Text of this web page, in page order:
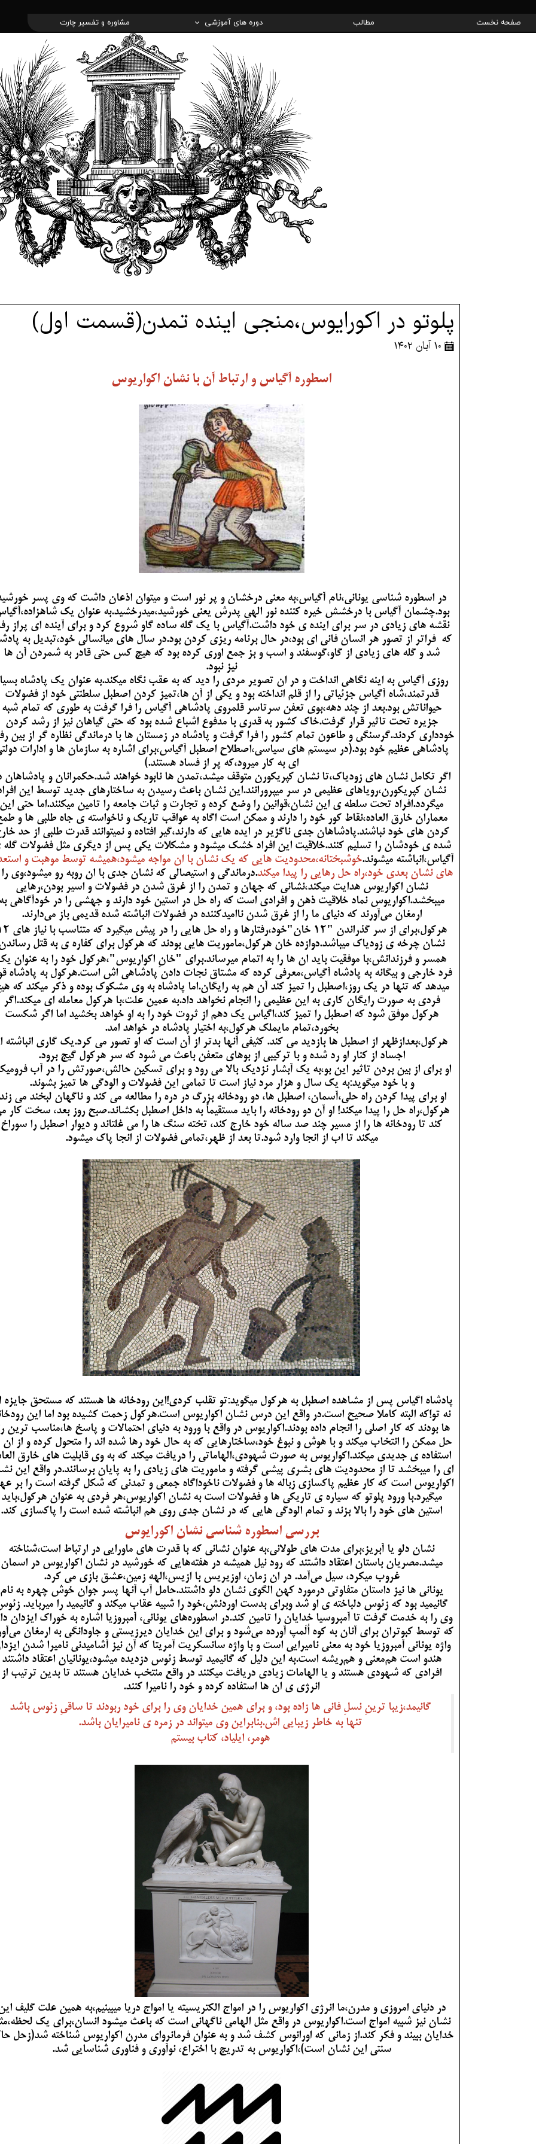
صفحه نخست مطالب دوره های آموزشی
دوره های آسترولوژی
دوره ی تاروت
کاراگاه های اموزشی
مشاوره و تفسیر چارت
پلوتو در اکورایوس،منجی اینده تمدن(قسمت اول)
۱۰ آبان ۱۴۰۲
اسطوره آگیاس و ارتباط آن با نشان اکواریوس
در اسطوره شناسی یونانی،نام آگیاس،به معنی درخشان و پر نور است و میتوان اذعان داشت که وی پسر
بود.چشمان آگیاس با درخشش خیره کننده نور الهی پدرش یعنی خورشید،میدرخشید.به عنوان یک
نقشه های زیادی در سر برای اینده ی خود داشت.آگیاس با یک گله ساده گاو شروع کرد و برای آینده ای پراز
که فراتر از تصور هر انسان فانی ای بود،در حال برنامه ریزی کردن بود.در سال های میانسالی خود،تبدیل به
شد و گله های زیادی از گاو،گوسفند و اسب و بز جمع اوری کرده بود که هیچ کس حتی قادر به شمردن آن ها
نیز نبود.
روزی آگیاس به اینه نگاهی انداخت و در ان تصویر مردی را دید که به عقب نگاه میکند.به عنوان یک پادشاه
قدرتمند،شاه آگیاس جزئیاتی را از قلم انداخته بود و یکی از آن ها،تمیز کردن اصطبل سلطنتی خود از فضولات
حیواناتش بود.بعد از چند دهه،بوی تعفن سرتاسر قلمروی پادشاهی آگیاس را فرا گرفت به طوری که تمام شبه
جزیره تحت تاثیر قرار گرفت.خاک کشور به قدری با مدفوع اشباع شده بود که حتی گیاهان نیز از رشد کردن
خودداری کردند.گرسنگی و طاعون تمام کشور را فرا گرفت و پادشاه در زمستان ها با درماندگی نظاره گر از بین
پادشاهی عظیم خود بود.(در سیستم های سیاسی،اصطلاح اصطبل آگیاس،برای اشاره به سازمان ها و ادارات
ای به کار میرود،که پر از فساد هستند.)
اگر تکامل نشان های زودیاک،تا نشان کپریکورن متوقف میشد،تمدن ها نابود خواهند شد.حکمرانان و پادشاهان
نشان کپریکورن،رویاهای عظیمی در سر میپرورانند.این نشان باعث رسیدن به ساختارهای جدید توسط این
میگردد.افراد تحت سلطه ی این نشان،قوانین را وضع کرده و تجارت و ثبات جامعه را تامین میکنند.اما حتی این
معماران خارق العاده،نقاط کور خود را دارند و ممکن است اگاه به عواقب تاریک و ناخواسته ی جاه طلبی ها و
کردن های خود نباشند.پادشاهان جدی ناگزیر در ایده هایی که دارند،گیر افتاده و نمیتوانند قدرت طلبی از حد
شده ی خودشان را تسلیم کنند.خلاقیت این افراد خشک میشود و مشکلات یکی پس از دیگری مثل فضولات
آگیاس،انباشته میشوند.خوشبختانه،محدودیت هایی که یک نشان با ان مواجه میشود،همیشه توسط موهبت و
های نشان بعدی خود،راه حل رهایی را پیدا میکند.درماندگی و استیصالی که نشان جدی با ان روبه رو میشود،وی را
نشان اکواریوس هدایت میکند،نشانی که جهان و تمدن را از غرق شدن در فضولات و اسیر بودن،رهایی
میبخشد.اکواریوس نماد خلاقیت ذهن و افرادی است که راه حل در استین خود دارند و جهشی را در خودآگاهی
ارمغان می‌آورند که دنیای ما را از غرق شدن ناامیدکننده در فضولات انباشته شده قدیمی باز می‌دارند.
هرکول،برای از سر گذراندن "12 خان"خود،رفتارها و راه حل
نشان چرخه ی زودیاک میباشد.دوازده خان هرکول،ماموریت هایی بودند که هرکول برای کفاره ی به قتل
همسر و فرزندانش،با موفقیت باید ان ها را به اتمام میرساند.برای "خانِ اکواریوس"،هرکول خود را به عنوان
فرد خارجی و بیگانه به پادشاه آگیاس،معرفی کرده که مشتاق نجات دادن پادشاهی اش است.هرکول به پادشاه
میدهد که تنها در یک روز،اصطبل را تمیز کند آن هم به رایگان.اما پادشاه به وی مشکوک بوده و ذکر میکند که
فردی به صورت رایگان کاری به این عظیمی را انجام نخواهد داد.به عمین علت،با هرکول معامله ای میکند.اگر
هرکول موفق شود که اصطبل را تمیز کند،اگیاس یک دهم از ثروت خود را به او خواهد بخشید اما اگر شکست
بخورد،تمام مایملک هرکول،به اختیار پادشاه در خواهد امد.
هرکول،بعدازظهر از اصطبل ها بازدید می کند. کثیفی آنها بدتر از آن است که او تصور می کرد.یک گاری انباشته
اجساد از کنار او رد شده و با ترکیبی از بوهای متعفن باعث می شود که سر هرکول گیج برود.
او برای از بین بردن تاثیر این بو،به یک آبشار نزدیک بالا می رود و برای تسکین حالش،صورتش را در آب
و با خود میگوید:به یک سال و هزار مرد نیاز است تا تمامی این فضولات و الودگی ها تمیز بشوند.
او برای پیدا کردن راه حلی،آسمان، اصطبل ها، دو رودخانه بزرگ در دره را مطالعه می کند و ناگهان لبخند می
هرکول،راه حل را پیدا میکند! او آن دو رودخانه را باید مستقیماً به داخل اصطبل بکشاند.صبح روز بعد، سخت کار
کند تا رودخانه ها را از مسیر چند صد ساله خود خارج کند، تخته سنگ ها را می غلتاند و دیوار اصطبل را سوراخ
میکند تا اب از انجا وارد شود.تا بعد از ظهر،تمامی فضولات از انجا پاک میشود.
پادشاه اگیاس پس از مشاهده اصطبل به هرکول میگوید:تو تقلب کردی!این رودخانه ها هستند که مستحق جایزه
نه تو!که البته کاملا صحیح است.در واقع این درس نشان اکواریوس است.هرکول زحمت کشیده بود اما این
ها بودند که کار اصلی را انجام داده بودند.اکواریوس در واقع با ورود به دنیای احتمالات و پاسخ ها،مناسب ترین
حل ممکن را انتخاب میکند و با هوش و نبوغ خود،ساختارهایی که به حال خود رها شده اند را متحول کرده و از ان
استفاده ی جدیدی میکند.اکواریوس به صورت شهودی،الهاماتی را دریافت میکند که به وی قابلیت های خارق
ای را میبخشد تا از محدودیت های بشری پیشی گرفته و ماموریت های زیادی را به پایان برسانند.در واقع این
اکواریوس است که کار عظیم پاکسازی زباله ها و فضولات ناخوداگاه جمعی و تمدنی که شکل گرفته است را بر
میگیرد.با ورود پلوتو که سیاره ی تاریکی ها و فضولات است به نشان اکواریوس،هر فردی به عنوان هرکول،باید
استین های خود را بالا بزند و تمام الودگی هایی که در نشان جدی روی هم انباشته شده است را پاکسازی کند.
بررسی اسطوره شناسی نشان اکورایوس
نشان دلو یا آبریز،برای مدت های طولانی،به عنوان نشانی که با قدرت های ماورایی در ارتباط است،شناخته
میشد.مصریان باستان اعتقاد داشتند که رود نیل همیشه در هفته‌هایی که خورشید در نشان اکواریوس در اسمان
غروب میکرد، سیل می‌آمد. در ان زمان، اوزیریس با ازیس،الهه زمین،عشق بازی می کرد.
یونانی ها نیز داستان متفاوتی درمورد کهن الگوی نشان دلو داشتند.حامل آب آنها پسر جوان خوش چهره به نام
گانیمید بود که زئوس دلباخته ی او شد وبرای بدست اوردنش،خود را شبیه عقاب میکند و گانیمید را میرباید.
وی را به خدمت گرفت تا آمبروسیا خدایان را تامین کند.در اسطوره‌های یونانی، آمبروزیا اشاره به خوراک ایزدان
که توسط کبوتران برای آنان به کوه اُلَمپ آورده می‌شود و برای این خدایان دیرزیستی و جاودانگی به ارمغان
واژه یونانی آمبروزیا خود به معنی نامیرایی است و با واژه سانسکریت آمریتا که آن نیز آشامیدنی نامیرا شدن
هندو است هم‌معنی و هم‌ریشه است.به این دلیل که گانیمید توسط زئوس دزدیده میشود،یونانیان اعتقاد داشتند
افرادی که شهودی هستند و یا الهامات زیادی دریافت میکنند در واقع منتخب خدایان هستند تا بدین ترتیب از
انرژی ی ان ها استفاده کرده و خود را نامیرا کنند.
گانیمد،زیبا ترینِ نسلِ فانی ها زاده بود، و برای همین خدایان وی را برای خود ربودند تا ساقیِ زئوس باشد
تنها به خاطر زیبایی اش.بنابراین وی میتواند در زمره ی نامیرایان باشد.
هومر، ایلیاد، کتاب بیستم
در دنیای امروزی و مدرن،ما انرژی اکواریوس را در امواج الکتریسیته یا امواج دریا میبینیم،به همین علت گلیف
نشان نیز شبیه امواج است.اکواریوس در واقع مثل الهامی ناگهانی است که باعث میشود انسان،برای یک
خدایان ببیند و فکر کند.از زمانی که اورانوس کشف شد و به عنوان فرمانروای مدرن اکواریوس شناخته شد(زحل
سنتی این نشان است)،اکواریوس به تدریج با اختراع، نوآوری و فناوری شناسایی شد.